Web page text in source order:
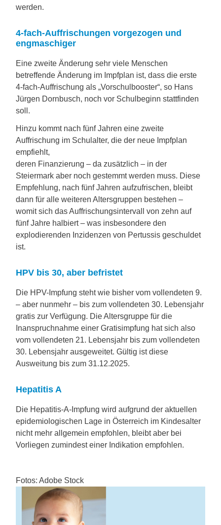
werden.
4-fach-Auffrischungen vorgezogen und
engmaschiger
Eine zweite Änderung sehr viele Menschen
betreffende Änderung im Impfplan ist, dass die erste
4-fach-Auffrischung als „Vorschulbooster“, so Hans
Jürgen Dornbusch, noch vor Schulbeginn stattfinden
soll.
Hinzu kommt nach fünf Jahren eine zweite
Auffrischung im Schulalter, die der neue Impfplan
empfiehlt,
deren Finanzierung – da zusätzlich – in der
Steiermark aber noch gestemmt werden muss. Diese
Empfehlung, nach fünf Jahren aufzufrischen, bleibt
dann für alle weiteren Altersgruppen bestehen –
womit sich das Auffrischungsintervall von zehn auf
fünf Jahre halbiert – was insbesondere den
explodierenden Inzidenzen von Pertussis geschuldet
ist.
HPV bis 30, aber befristet
Die HPV-Impfung steht wie bisher vom vollendeten 9.
– aber nunmehr – bis zum vollendeten 30. Lebensjahr
gratis zur Verfügung. Die Altersgruppe für die
Inanspruchnahme einer Gratisimpfung hat sich also
vom vollendeten 21. Lebensjahr bis zum vollendeten
30. Lebensjahr ausgeweitet. Gültig ist diese
Ausweitung bis zum 31.12.2025.
Hepatitis A
Die Hepatitis-A-Impfung wird aufgrund der aktuellen
epidemiologischen Lage in Österreich im Kindesalter
nicht mehr allgemein empfohlen, bleibt aber bei
Vorliegen zumindest einer Indikation empfohlen.
Fotos: Adobe Stock